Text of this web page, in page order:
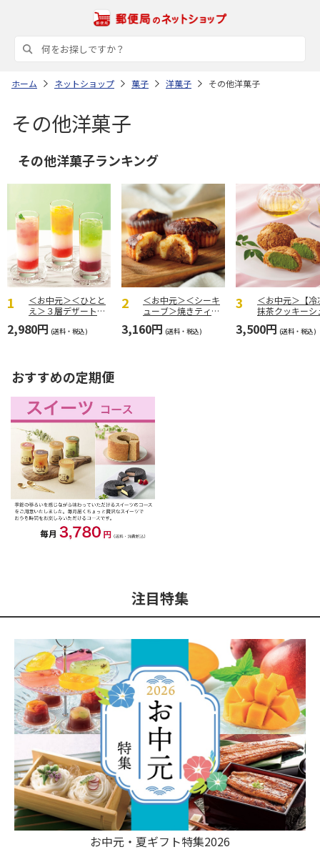
ホーム ネットショップ 菓子 洋菓子 その他洋菓子
その他洋菓子
その他洋菓子ランキング
＜お中元＞＜ひとと
え＞３層デザートジ
ルーツ入り～
2,980円 (送料・税込)
＜お中元＞＜シーキ
ューブ＞焼きティラ
3,160円 (送料・税込)
＜お中元＞【冷
抹茶クッキーシ
3,500円 (送料・税込)
おすすめの定期便
注目特集
お中元・夏ギフト特集2026